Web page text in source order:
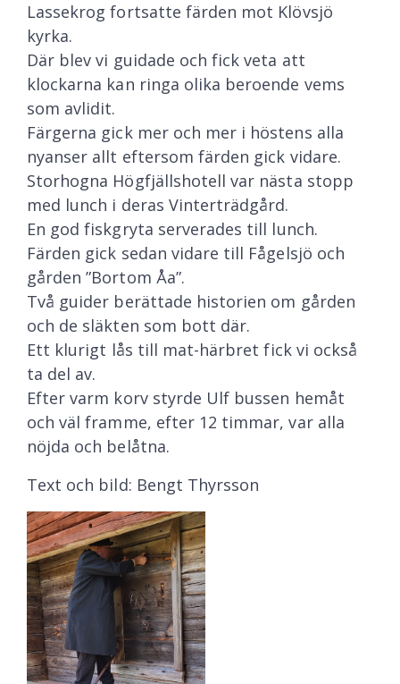
Lassekrog fortsatte färden mot Klövsjö
kyrka.
Där blev vi guidade och fick veta att
klockarna kan ringa olika beroende vems
som avlidit.
Färgerna gick mer och mer i höstens alla
nyanser allt eftersom färden gick vidare.
Storhogna Högfjällshotell var nästa stopp
med lunch i deras Vinterträdgård.
En god fiskgryta serverades till lunch.
Färden gick sedan vidare till Fågelsjö och
gården ”Bortom Åa”.
Två guider berättade historien om gården
och de släkten som bott där.
Ett klurigt lås till mat-härbret fick vi också
ta del av.
Efter varm korv styrde Ulf bussen hemåt
och väl framme, efter 12 timmar, var alla
nöjda och belåtna.
Text och bild: Bengt Thyrsson